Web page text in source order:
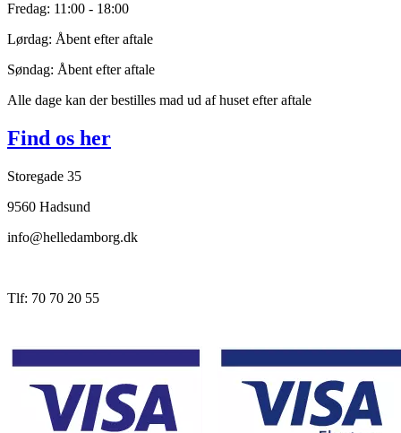
Fredag: 11:00 - 18:00
Lørdag: Åbent efter aftale
Søndag: Åbent efter aftale
Alle dage kan der bestilles mad ud af huset efter aftale
Find os her
Storegade 35
9560 Hadsund
info@helledamborg.dk
Tlf: 70 70 20 55